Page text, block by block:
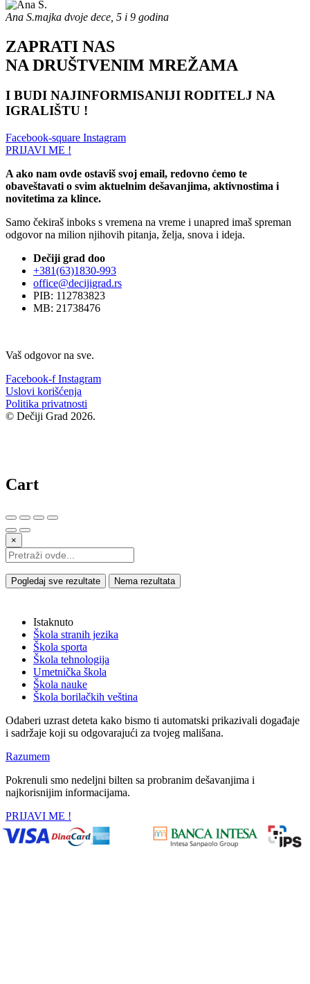
Ana S.majka dvoje dece, 5 i 9 godina
ZAPRATI NAS
NA DRUŠTVENIM MREŽAMA
I BUDI NAJINFORMISANIJI RODITELJ NA
IGRALIŠTU !
Facebook-square Instagram
PRIJAVI ME !
A ako nam ovde ostaviš svoj email, redovno ćemo te
obaveštavati o svim aktuelnim dešavanjima, aktivnostima i
novitetima za klince.
Samo čekiraš inboks s vremena na vreme i unapred imaš spreman
odgovor na milion njihovih pitanja, želja, snova i ideja.
Dečiji grad doo
+381(63)1830-993
office@decijigrad.rs
PIB: 112783823
MB: 21738476
Vaš odgovor na sve.
Facebook-f Instagram
Uslovi korišćenja
Politika privatnosti
© Dečiji Grad 2026.
Cart
×
Pogledaj sve rezultate Nema rezultata
Istaknuto
Škola stranih jezika
Škola sporta
Škola tehnologija
Umetnička škola
Škola nauke
Škola borilačkih veština
Odaberi uzrast deteta kako bismo ti automatski prikazivali događaje
i sadržaje koji su odgovarajući za tvojeg mališana.
Razumem
Pokrenuli smo nedeljni bilten sa probranim dešavanjima i
najkorisnijim informacijama.
PRIJAVI ME !